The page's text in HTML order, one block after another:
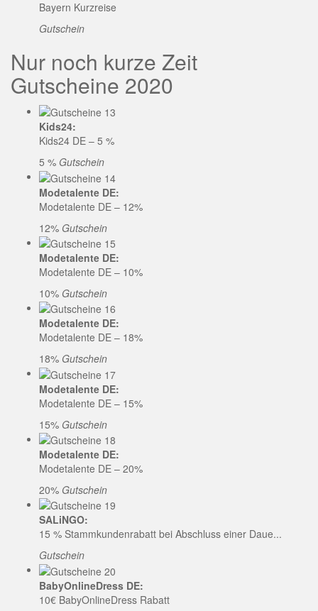
Bayern Kurzreise
Gutschein
Nur noch kurze Zeit
Gutscheine 2020
Kids24:
Kids24 DE – 5 %
5 % Gutschein
Modetalente DE:
Modetalente DE – 12%
12% Gutschein
Modetalente DE:
Modetalente DE – 10%
10% Gutschein
Modetalente DE:
Modetalente DE – 18%
18% Gutschein
Modetalente DE:
Modetalente DE – 15%
15% Gutschein
Modetalente DE:
Modetalente DE – 20%
20% Gutschein
SALiNGO:
15 % Stammkundenrabatt bei Abschluss einer Daue...
Gutschein
BabyOnlineDress DE:
10€ BabyOnlineDress Rabatt